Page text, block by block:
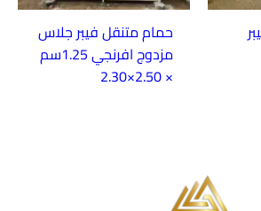
حمام متنقل فيبر جلاس
مزدوج افرنجي 1.25سم
× 2.50×2.30